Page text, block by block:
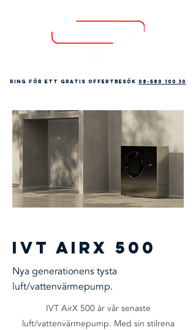
ring för ett gratis Offertbesök 08-580 100 30
IVT AirX 500
Nya generationens tysta
luft/vattenvärmepump.
IVT AirX 500 är vår senaste
luft/vattenvärmepump. Med sin stilrena